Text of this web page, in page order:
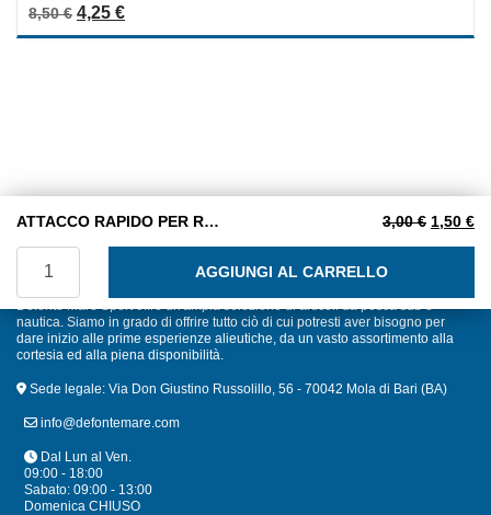
out
8,50€ Il prezzo originale era: 8,50 €.
4,25 €Il prezzo attuale è: 4,25 €.
ATTACCO RAPIDO PER RUBINETTI LISCI 3,00€ Il
1,50 €Il
AGGIUNGI AL CARRELLO
nautica. Siamo in grado di offrire tutto ciò di cui potresti aver bisogno per
dare inizio alle prime esperienze alieutiche, da un vasto assortimento alla
cortesia ed alla piena disponibilità.
Sede legale: Via Don Giustino Russolillo, 56 - 70042 Mola di Bari (BA)
info@defontemare.com
Dal Lun al Ven.
09:00 - 18:00
Sabato: 09:00 - 13:00
Domenica CHIUSO